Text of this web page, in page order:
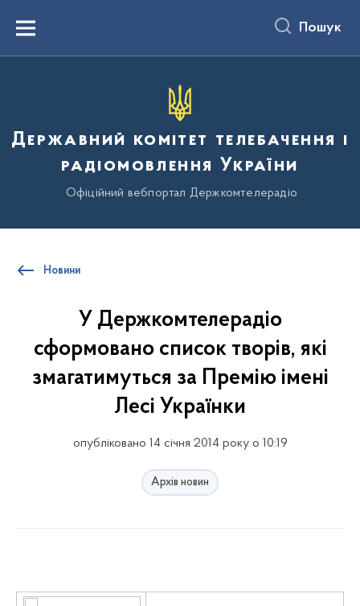
вмістуMenu Пошук
Державний комітет телебачення і
радіомовлення України
Офіційний вебпортал Держкомтелерадіо
Новини
У Держкомтелерадіо
сформовано список творів, які
змагатимуться за Премію імені
Лесі Українки
опубліковано 14 січня 2014 року о 10:19
Архів новин